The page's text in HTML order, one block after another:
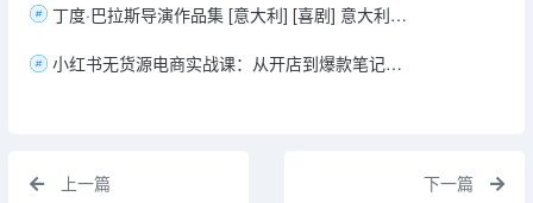
丁度·巴拉斯导演作品集 [意大利] [喜剧] 意大利语5.7分
小红书无货源电商实战课：从开店到爆款笔记的完整变现流程
上一篇
下一篇